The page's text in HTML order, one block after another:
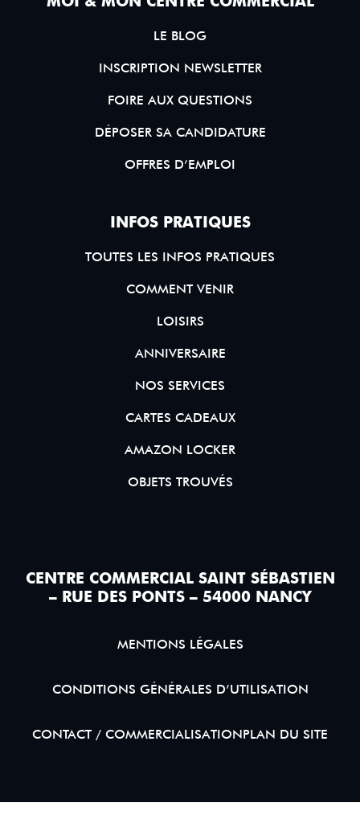
LE BLOG
INSCRIPTION NEWSLETTER
FOIRE AUX QUESTIONS
DÉPOSER SA CANDIDATURE
OFFRES D’EMPLOI
INFOS PRATIQUES
TOUTES LES INFOS PRATIQUES
COMMENT VENIR
LOISIRS
ANNIVERSAIRE
NOS SERVICES
CARTES CADEAUX
AMAZON LOCKER
OBJETS TROUVÉS
CENTRE COMMERCIAL SAINT SÉBASTIEN
– RUE DES PONTS – 54000 NANCY
MENTIONS LÉGALES
CONDITIONS GÉNÉRALES D’UTILISATION
CONTACT / COMMERCIALISATIONPLAN DU SITE